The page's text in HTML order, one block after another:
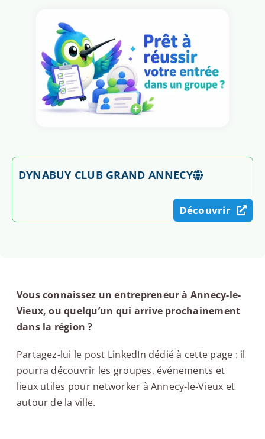
DYNABUY CLUB GRAND ANNECY
Découvrir
Vous connaissez un entrepreneur à Annecy-le-
Vieux, ou quelqu’un qui arrive prochainement
dans la région ?
Partagez-lui le post LinkedIn dédié à cette page : il
pourra découvrir les groupes, événements et
lieux utiles pour networker à Annecy-le-Vieux et
autour de la ville.